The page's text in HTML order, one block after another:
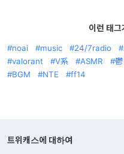
이런 태
noai music 24/7radio
valorant
V系 ASMR 鬱
BGM
NTE ff14
트위캐스에 대하여